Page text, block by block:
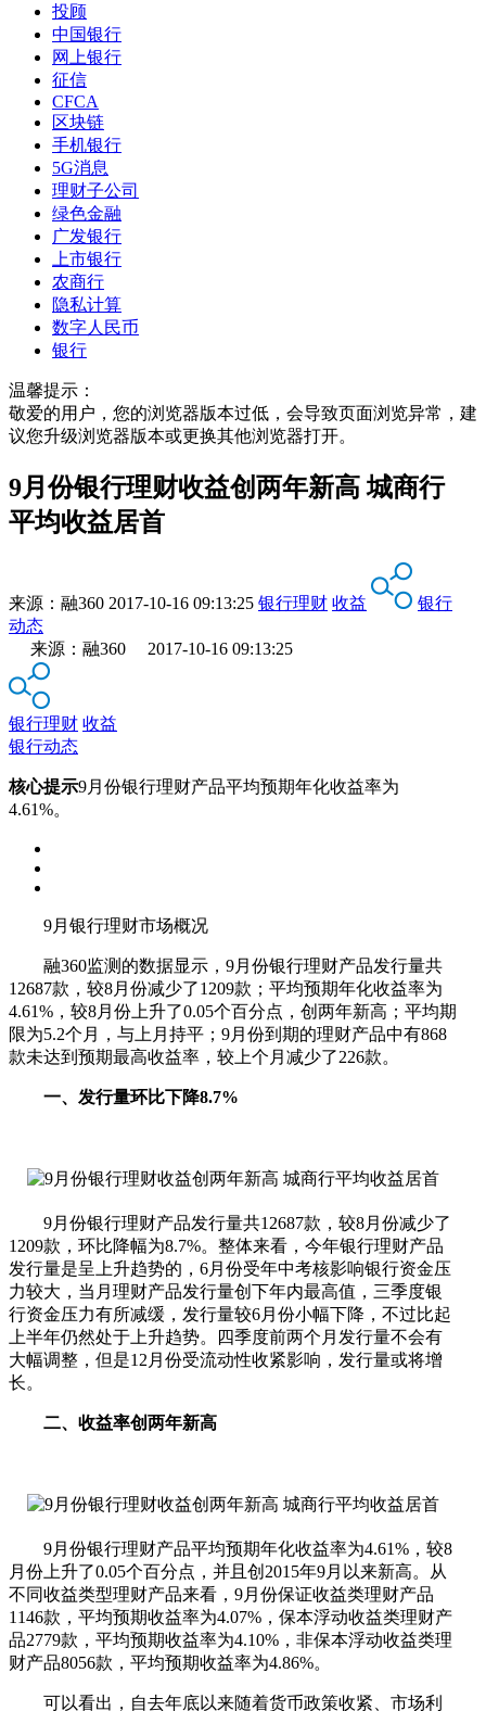
投顾
中国银行
网上银行
征信
CFCA
区块链
手机银行
5G消息
理财子公司
绿色金融
广发银行
上市银行
农商行
隐私计算
数字人民币
银行
温馨提示：
敬爱的用户，您的浏览器版本过低，会导致页面浏览异常，建
议您升级浏览器版本或更换其他浏览器打开。
9月份银行理财收益创两年新高 城商行
平均收益居首
来源： 融360 2017-10-16 09:13:25 银行理财 收益
银行
动态
来源：融360 2017-10-16 09:13:25
银行理财 收益
银行动态
核心提示9月份银行理财产品平均预期年化收益率为
4.61%。
9月银行理财市场概况
融360监测的数据显示，9月份银行理财产品发行量共
12687款，较8月份减少了1209款；平均预期年化收益率为
4.61%，较8月份上升了0.05个百分点，创两年新高；平均期
限为5.2个月，与上月持平；9月份到期的理财产品中有868
款未达到预期最高收益率，较上个月减少了226款。
一、发行量环比下降8.7%
9月份银行理财产品发行量共12687款，较8月份减少了
1209款，环比降幅为8.7%。整体来看，今年银行理财产品
发行量是呈上升趋势的，6月份受年中考核影响银行资金压
力较大，当月理财产品发行量创下年内最高值，三季度银
行资金压力有所减缓，发行量较6月份小幅下降，不过比起
上半年仍然处于上升趋势。四季度前两个月发行量不会有
大幅调整，但是12月份受流动性收紧影响，发行量或将增
长。
二、收益率创两年新高
9月份银行理财产品平均预期年化收益率为4.61%，较8
月份上升了0.05个百分点，并且创2015年9月以来新高。从
不同收益类型理财产品来看，9月份保证收益类理财产品
1146款，平均预期收益率为4.07%，保本浮动收益类理财产
品2779款，平均预期收益率为4.10%，非保本浮动收益类理
财产品8056款，平均预期收益率为4.86%。
可以看出，自去年底以来随着货币政策收紧、市场利